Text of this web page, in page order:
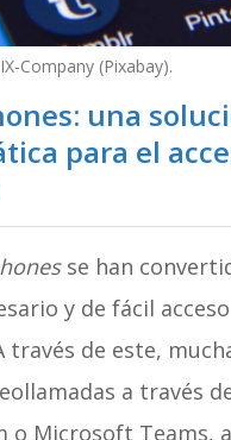
Company (Pixabay).
una
para el
se han
y de fácil
través de este,
a través
o Microsoft Teams,